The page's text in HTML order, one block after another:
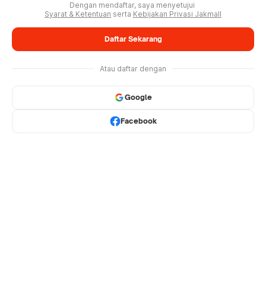
Dengan mendaftar, saya menyetujui
Syarat & Ketentuan serta Kebijakan Privasi Jakmall
Daftar Sekarang
Atau daftar dengan
Google
Facebook